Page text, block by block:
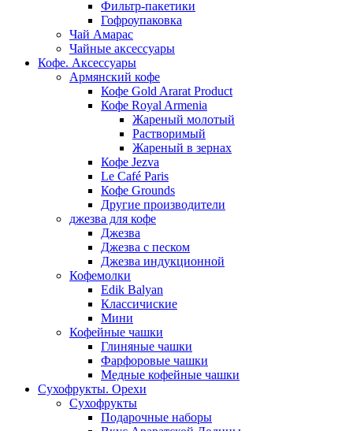
Фильтр-пакетики
Гофроупаковка
Чай Амарас
Чайные аксессуары
Кофе. Аксессуары
Армянский кофе
Кофе Gold Ararat Product
Кофе Royal Armenia
Жареный молотый
Растворимый
Жареный в зернах
Кофе Jezva
Le Café Paris
Кофе Grounds
Другие производители
джезва для кофе
Джезва
Джезва с песком
Джезва индукционной
Кофемолки
Edik Balyan
Классичиские
Мини
Кофейные чашки
Глиняные чашки
Фарфоровые чашки
Медные кофейные чашки
Сухофрукты. Орехи
Сухофрукты
Подарочные наборы